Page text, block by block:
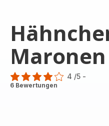
Maronen
Bewertung
4 /5 -
6 Bewertungen